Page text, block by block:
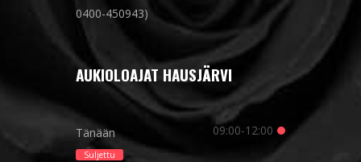
0400-450943)
AUKIOLOAJAT HAUSJÄRVI
Tänään
Suljettu
09:00-12:00